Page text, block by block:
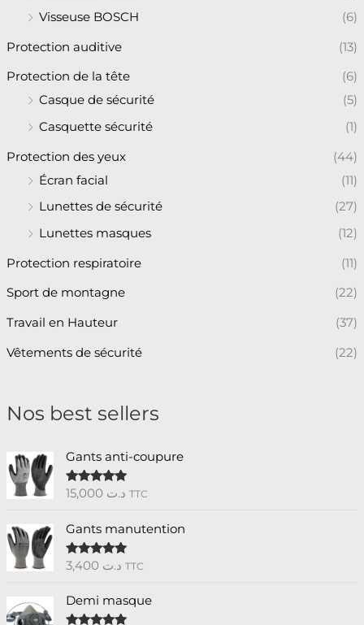
Visseuse BOSCH
(6)
Protection auditive (13)
Protection de la tête
(6)
Casque de sécurité
(5)
Casquette sécurité
(1)
Protection des yeux
(44)
Écran facial
(11)
Lunettes de sécurité
(27)
Lunettes masques
(12)
Protection respiratoire (11)
Sport de montagne (22)
Travail en Hauteur (37)
Vêtements de sécurité (22)
Nos best sellers
Gants anti-coupure
Note5.00د.ت TTC
Gants manutention
Note5.00د.ت TTC
Demi masque